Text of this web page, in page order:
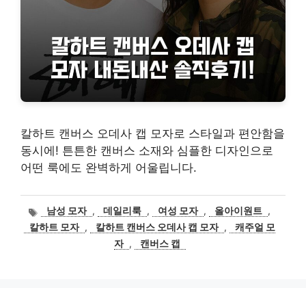
칼하트 캔버스 오데사 캡 모자로 스타일과 편안함을
동시에! 튼튼한 캔버스 소재와 심플한 디자인으로
어떤 룩에도 완벽하게 어울립니다.
태
그
남성 모자 , 데일리룩 , 여성 모자 , 올아이원트 ,
칼하트 모자 , 칼하트 캔버스 오데사 캡 모자 ,
캐주얼 모
자 , 캔버스 캡